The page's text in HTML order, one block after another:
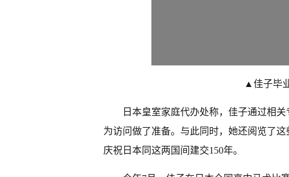
▲佳子毕
日本皇室家庭代办处称，佳子通过相
为访问做了准备。与此同时，她还阅览了
庆祝日本同这两国间建交150年。